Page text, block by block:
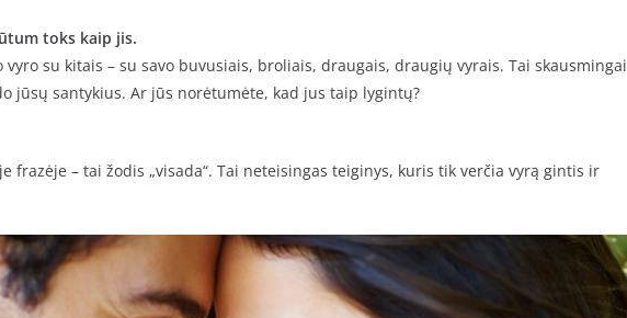
toks kaip jis.
vyro su kitais – su savo buvusiais, broliais, draugais, draugių vyrais. Tai skausmingai
jūsų santykius. Ar jūs norėtumėte, kad jus taip lygintų?
frazėje – tai žodis „visada“. Tai neteisingas teiginys, kuris tik verčia vyrą gintis ir